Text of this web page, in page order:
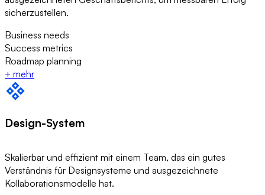
sicherzustellen.
Business needs
Success metrics
Roadmap planning
+ mehr
Design-System
Skalierbar und effizient mit einem Team, das ein gutes
Verständnis für Designsysteme und ausgezeichnete
Kollaborationsmodelle hat.